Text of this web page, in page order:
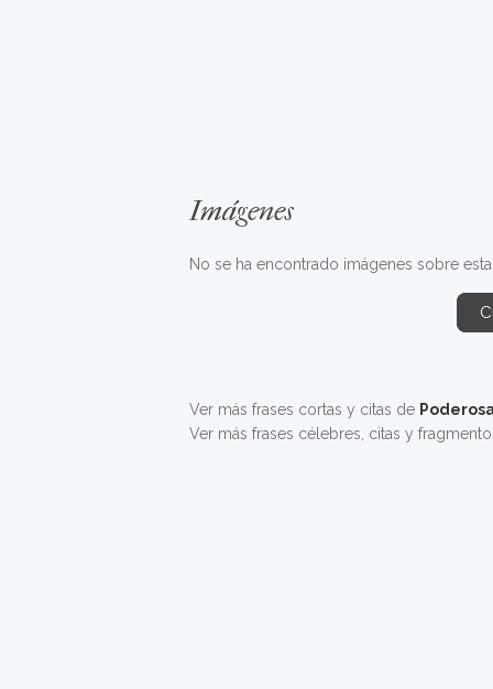
Imágenes
No se ha encontrado imágenes sobre esta
Ver más frases cortas y citas de
Ver más frases célebres, citas y